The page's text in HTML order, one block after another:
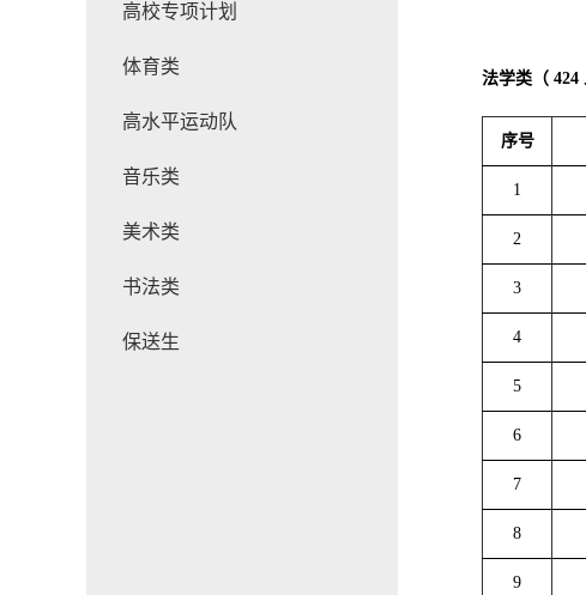
高校专项计划
体育类
高水平运动队
音乐类
美术类
书法类
保送生
法学类（ 424
序号
1
2
3
4
5
6
7
8
9